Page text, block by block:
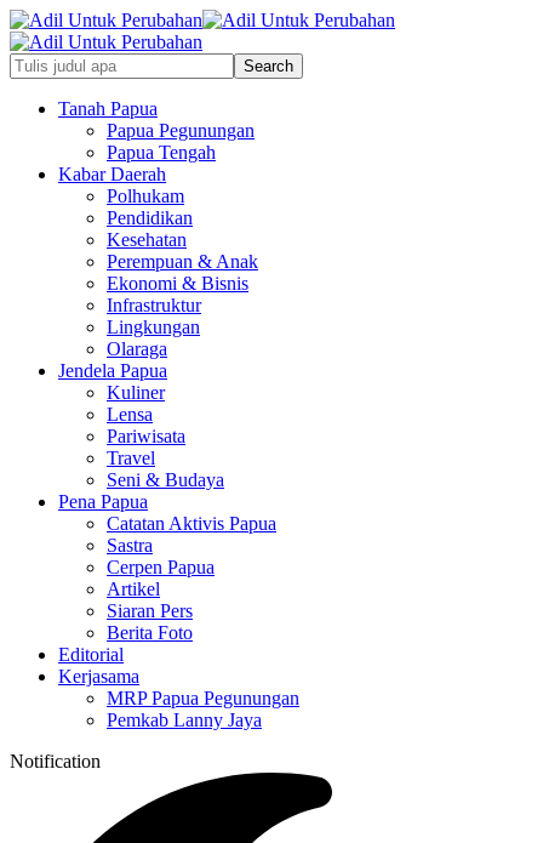
Tanah Papua
Papua Pegunungan
Papua Tengah
Kabar Daerah
Polhukam
Pendidikan
Kesehatan
Perempuan & Anak
Ekonomi & Bisnis
Infrastruktur
Lingkungan
Olaraga
Jendela Papua
Kuliner
Lensa
Pariwisata
Travel
Seni & Budaya
Pena Papua
Catatan Aktivis Papua
Sastra
Cerpen Papua
Artikel
Siaran Pers
Berita Foto
Editorial
Kerjasama
MRP Papua Pegunungan
Pemkab Lanny Jaya
Notification